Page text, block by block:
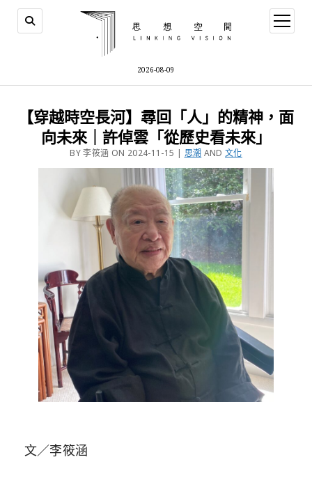
2026-08-09
【穿越時空長河】尋回「人」的精神，面
向未來｜許倬雲「從歷史看未來」
BY 李筱涵 ON 2024-11-15 | 思潮 AND文化
文／李筱涵